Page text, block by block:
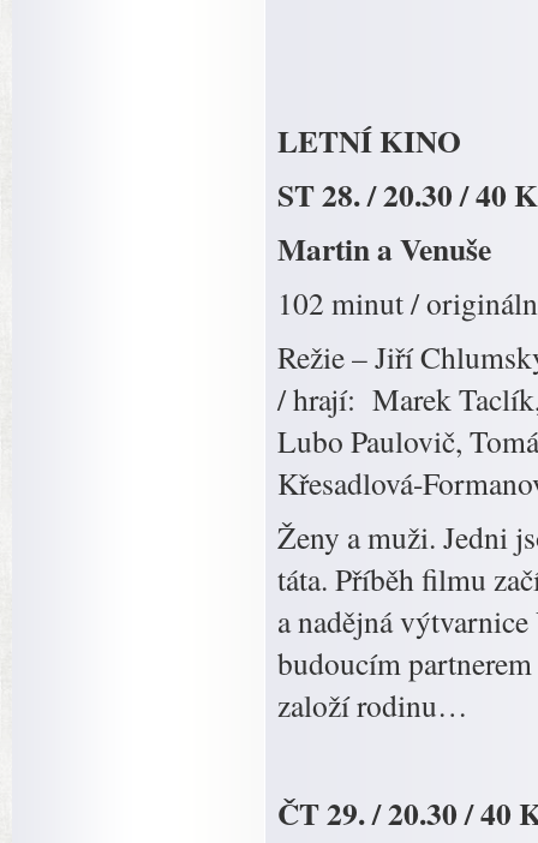
LETNÍ KINO
ST 28. / 20.30 / 40
Martin a Venuše
102 minut /
Režie – Jiří
/ hrají: Marek
Lubo Paulovič,
Křesadlová-
Ženy a muži. Jedni
táta. Příběh filmu
a nadějná
budoucím
založí rodinu…
ČT 29. / 20.30 / 40